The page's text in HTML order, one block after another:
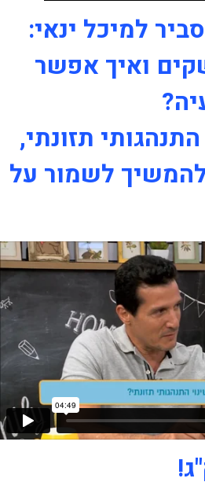
למיכל ינאי:
ואיך אפשר
תזונתי,
לשמור על